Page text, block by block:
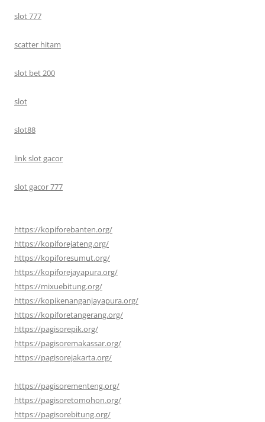
slot 777
scatter hitam
slot bet 200
slot
slot88
link slot gacor
slot gacor 777
https://kopiforebanten.org/
https://kopiforejateng.org/
https://kopiforesumut.org/
https://kopiforejayapura.org/
https://mixuebitung.org/
https://kopikenanganjayapura.org/
https://kopiforetangerang.org/
https://pagisorepik.org/
https://pagisoremakassar.org/
https://pagisorejakarta.org/
https://pagisorementeng.org/
https://pagisoretomohon.org/
https://pagisorebitung.org/